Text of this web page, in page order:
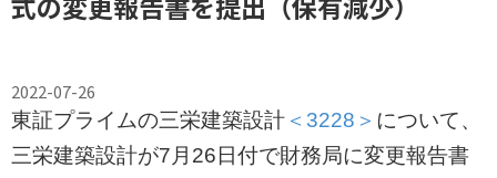
2022-07-26
東証プライムの三栄建築設計 ＜3228＞ について、
三栄建築設計が7月26日付で財務局に変更報告書